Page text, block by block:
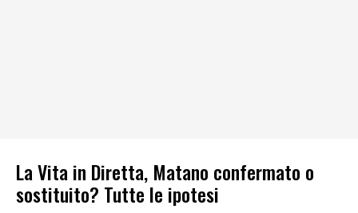
La Vita in Diretta, Matano confermato o
sostituito? Tutte le ipotesi